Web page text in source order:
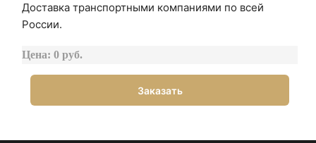
Доставка транспортными компаниями по всей
России.
Цена: 0 руб.
Заказать